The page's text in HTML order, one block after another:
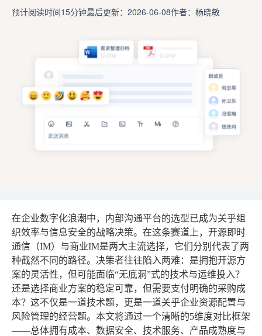
预计阅读时间15分钟最后更新：2026-06-08作者：杨晓敏
在企业数字化浪潮中，内部沟通平台的选型已成为关乎组
织效率与信息安全的战略决策。在这条赛道上，开源即时
通信（IM）与商业IM是两大主流选择，它们分别代表了两
种截然不同的路径。决策者往往陷入两难：是拥抱开源方
案的灵活性，但可能面临“无底洞”式的技术与运维投入？
还是选择商业方案的稳定可靠，但需要支付明确的采购成
本？这不仅是一道技术题，更是一道关乎企业资源配置与
风险管理的经营题。本文将通过一个清晰的5维度对比框架
——总体拥有成本、数据安全、技术服务、产品成熟度与